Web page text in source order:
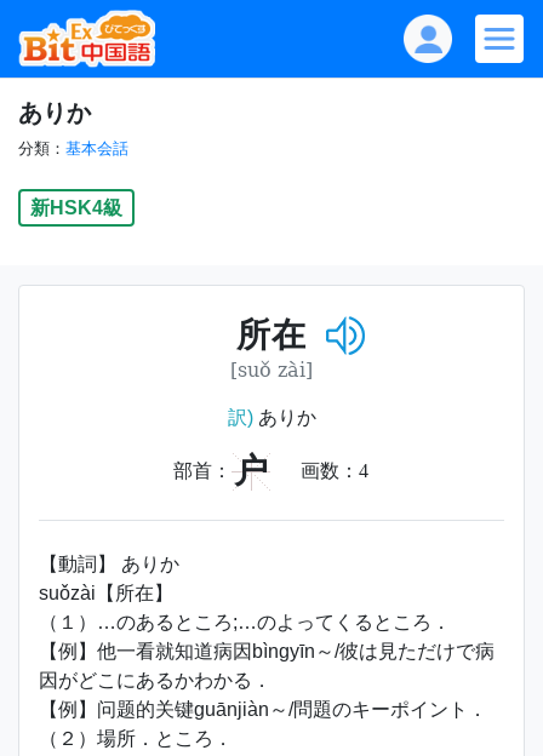
ありか
分類： 基本会話
新HSK4級
所在
[suǒ zài]
訳)ありか
部首： 户 画数： 4
【動詞】 ありか
suǒzài【所在】
（１）…のあるところ;…のよってくるところ．
【例】他一看就知道病因bìngyīn～/彼は見ただけで病
因がどこにあるかわかる．
【例】问题的关键guānjiàn～/問題のキーポイント．
（２）場所．ところ．